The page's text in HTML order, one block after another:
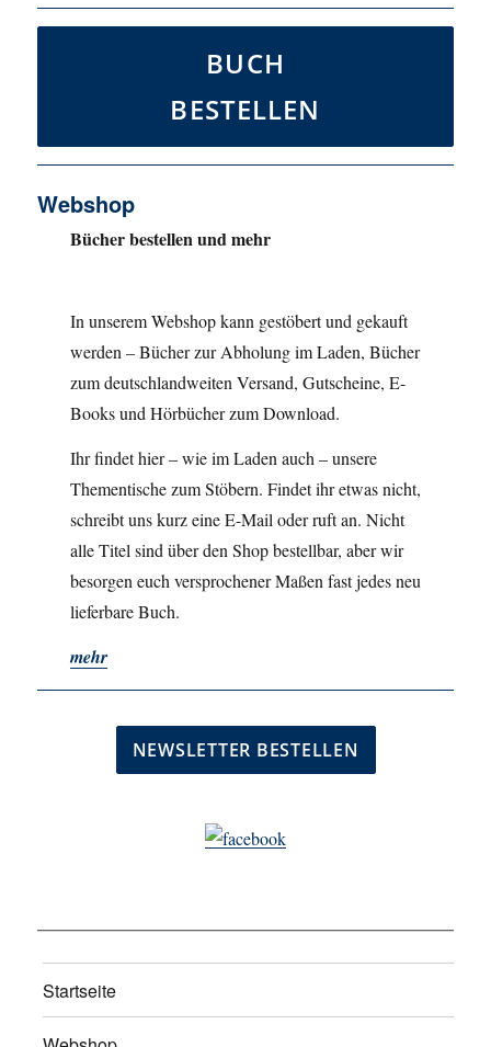
BUCH
BESTELLEN
Webshop
Bücher bestellen und mehr
In unserem Webshop kann gestöbert und gekauft
werden – Bücher zur Abholung im Laden, Bücher
zum deutschlandweiten Versand, Gutscheine, E-
Books und Hörbücher zum Download.
Ihr findet hier – wie im Laden auch – unsere
Thementische zum Stöbern. Findet ihr etwas nicht,
schreibt uns kurz eine E-Mail oder ruft an. Nicht
alle Titel sind über den Shop bestellbar, aber wir
besorgen euch versprochener Maßen fast jedes neu
lieferbare Buch.
mehr
Startseite